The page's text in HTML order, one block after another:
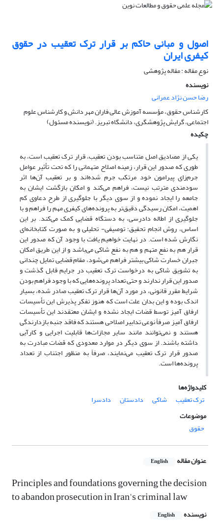
اصول و مبانی حاکم بر قرار ترک تعقیب در حقوق
کیفری ایران
نوع مقاله : مقاله پژوهشی
نویسنده
رضا حسن نژاد عمرانی
کارشناس حقوق، مؤسسه آموزش عالی فاران مهر دانش و کارشناس علوم
اجتماعی، گرایش پژوهشگری، دانشگاه تبریز. (نویسنده مسئول)
چکیده
یکی از مصادیق اصل متناسب بودن تعقیب، قرار ترک تعقیب است، به
طوری که صدور این قرار، زمینه اصلاح متهمانی را که تحت تأثیر عوامل
جرم‌زای پیرامون خود مرتکب جرم شده‌اند و بر تعقیب آن‌ها اثر
سودمندی مترتب نیست، فراهم می‌کند و امکان بازگشت ایشان به
جامعه را ایجاد نموده و از سوی دیگر با جلوگیری از طرح دعاوی کم
اهمیت، امکان رسیدگی دقیق‌تر به پرونده‌های کیفری مهم را فراهم و با
جلوگیری از اطاله دادرسی، به دستگاه قضایی کمک می‌کند. بر این
اساس، روش انجام تحقیق؛ توصیفی- تحلیلی و به صورت کتابخانه‌ای
نگارش شده است. در نهایت خواهیم یافت با وجود آن که صدور این
قرار هم به نفع متهم و هم به نفع شاکی می‌باشد و از این طریق امکان
جبران خسارت شاکی بیشتر فراهم می‌شود، مقام قضایی تمایل چندانی
به تشویق شاکی به درخواست ترک تعقیب در جرایم قابل گذشت و
صدور این قرار ندارند و حتی تعداد پرونده‌هایی که با وجود فراهم بودن
شرایط مقرر قانونی، در مورد آن‌ها قرار ترک تعقیب صادر شده، بسیار
اندک بوده و این بدان علت است که هنوز تفکر پذیرش این تأسیسات
ارفاق آمیز توسط قضات ایجاد نشده و ایشان معتقدند این تأسیسات
ارفاق آمیز صرفاً نوعی تدابیر اصلاحی هستند که فاقد جنبه بازدارندگی
هستند و نمی‌توانند مانند سایر مجازات‌ها قابلیت اجرایی و کارآیی
داشته باشند. از سوی دیگر در موارد معدودی که قضات مبادرت به
صدور قرار ترک تعقیب می‌نمایند، صرفاً به منظور اجتناب از تعداد
پرونده‌ها است.
کلیدواژه‌ها
ترک تعقیب
شاکی دادستان
دادسرا
موضوعات
حقوق
عنوان مقاله English
Principles and foundations governing the decision
to abandon prosecution in Iran's criminal law
نویسنده English